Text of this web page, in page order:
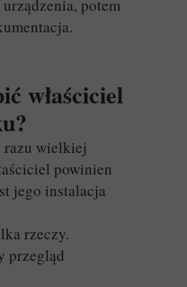
potem
właściciel
razu wielkiej
powinien
jego instalacja
rzeczy.
przegląd